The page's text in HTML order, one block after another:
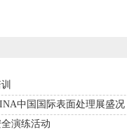
中国国际表面处理展盛况
演练活动